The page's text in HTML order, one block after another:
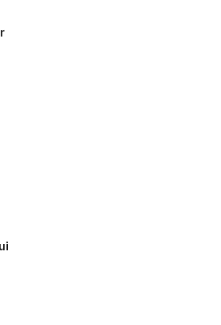
des produits à votre liste d'envies.